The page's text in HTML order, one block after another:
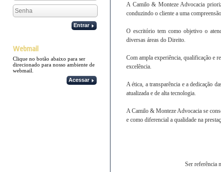
Entrar
Webmail
Clique no botão abaixo para ser
direcionado para nosso ambiente de
webmail.
Acessar
A Camilo & Monteze Advocacia
conduzindo o cliente a uma
O escritório tem como objetivo o
diversas áreas do Direito.
Com ampla experiência, qualificação e
excelência.
A ética, a transparência e a dedicação
atualizada e de alta tecnologia.
A Camilo & Monteze Advocacia se
e como diferencial a qualidade na
Ser referência